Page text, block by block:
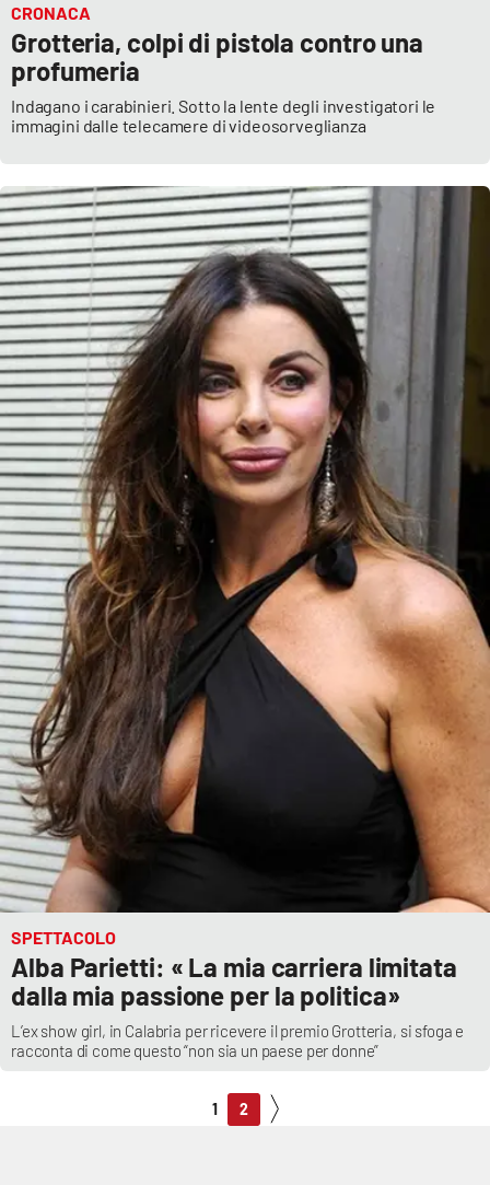
CRONACA
Grotteria, colpi di pistola contro una
profumeria
Indagano i carabinieri. Sotto la lente degli investigatori le
immagini dalle telecamere di videosorveglianza
SPETTACOLO
Alba Parietti: « La mia carriera limitata
dalla mia passione per la politica»
L’ex show girl, in Calabria per ricevere il premio Grotteria, si sfoga e
racconta di come questo “non sia un paese per donne”
1 2